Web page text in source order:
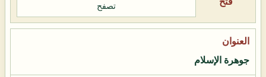
تصفح
جوهرة الإسلام